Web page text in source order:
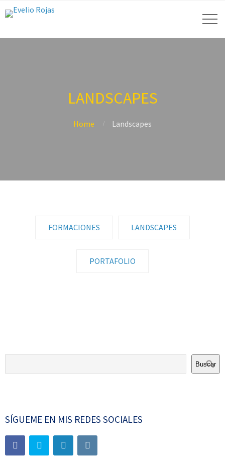
LANDSCAPES
Home Landscapes
FORMACIONES LANDSCAPES
PORTAFOLIO
Buscar
SÍGUEME EN MIS REDES SOCIALES